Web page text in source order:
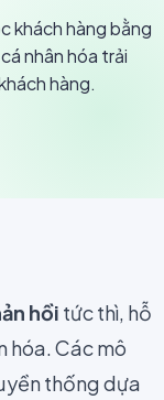
khách hàng bằng
nhân hóa trải
hàng.
hồi tức thì, hỗ
hóa. Các mô
thống dựa